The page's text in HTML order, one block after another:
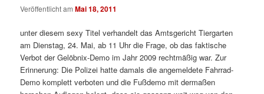
Veröffentlicht amMai 18, 2011
unter diesem sexy Titel verhandelt das Amtsgericht Tiergarten
am Dienstag, 24. Mai, ab 11 Uhr die Frage, ob das faktische
Verbot der Gelöbnix-Demo im Jahr 2009 rechtmäßig war. Zur
Erinnerung: Die Polizei hatte damals die angemeldete Fahrrad-
Demo komplett verboten und die Fußdemo mit dermaßen